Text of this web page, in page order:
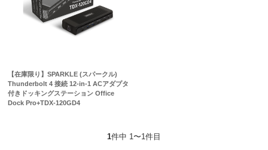
【在庫限り】SPARKLE (スパークル)
Thunderbolt 4 接続 12-in-1 ACアダプタ
付きドッキングステーション Office
Dock Pro+TDX-120GD4
1件中 1〜1件目